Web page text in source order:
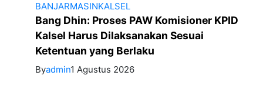
BANJARMASINKALSEL
Bang Dhin: Proses PAW Komisioner KPID
Kalsel Harus Dilaksanakan Sesuai
Ketentuan yang Berlaku
Byadmin1 Agustus 2026